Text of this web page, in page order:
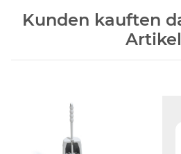
Kunden kauften